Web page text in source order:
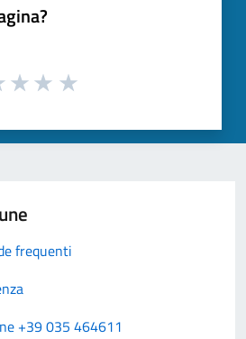
frequenti
+39 035 464611